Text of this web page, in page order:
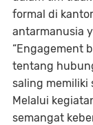
formal di
antarmanusia
“Engagement
tentang
saling memiliki
Melalui
semangat